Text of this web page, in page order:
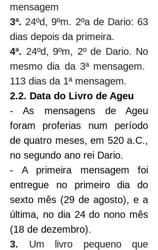
mensagem
3ª. 24ºd, 9ºm. 2ºa de Dario: 63
dias depois da primeira.
4ª. 24ºd, 9ºm, 2º de Dario. No
mesmo dia da 3ª mensagem.
113 dias da 1ª mensagem.
2.2. Data do Livro de Ageu
- As mensagens de Ageu
foram proferias num período
de quatro meses, em 520 a.C.,
no segundo ano rei Dario.
- A primeira mensagem foi
entregue no primeiro dia do
sexto mês (29 de agosto), e a
última, no dia 24 do nono mês
(18 de dezembro).
3. Um livro pequeno que